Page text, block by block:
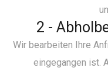
2 -
Wir bearbeiten Ihre
eingegangen ist.